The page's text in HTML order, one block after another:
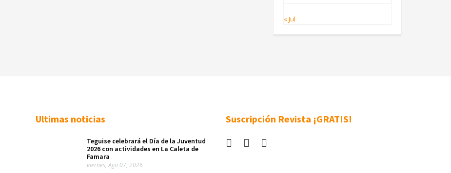
« Jul
Ultimas noticias
Teguise celebrará el Día de la Juventud
2026 con actividades en La Caleta de
Famara
viernes, Ago 07, 2026
Suscripción Revista ¡GRATIS!